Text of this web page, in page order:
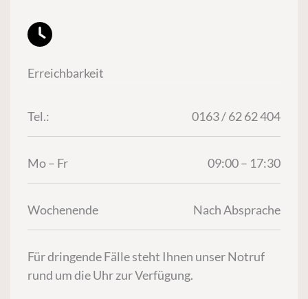
Erreichbarkeit
Tel.: 0163 / 62 62 404
Mo – Fr 09:00 – 17:30
Wochenende Nach Absprache
Für dringende Fälle steht Ihnen unser Notruf
rund um die Uhr zur Verfügung.